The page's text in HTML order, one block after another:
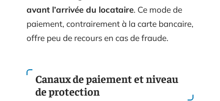
avant l’arrivée du locataire. Ce mode de
paiement, contrairement à la carte bancaire,
offre peu de recours en cas de fraude.
Canaux de paiement et niveau
de protection